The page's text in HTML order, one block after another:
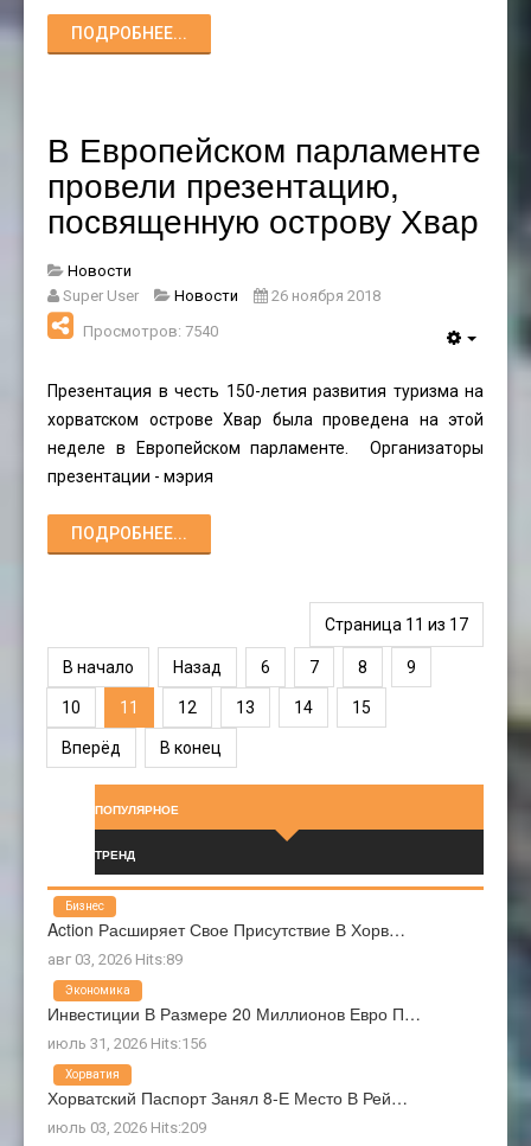
ПОДРОБНЕЕ...
В Европейском парламенте
провели презентацию,
посвященную острову Хвар
Новости
Super User
Новости
26 ноября 2018
Просмотров: 7540
Презентация в честь 150-летия развития туризма на
хорватском острове Хвар была проведена на этой
неделе в Европейском парламенте. Организаторы
презентации - мэрия
ПОДРОБНЕЕ...
Страница 11 из 17
В начало Назад 6 7 8 9
10 11 12 13 14 15
Вперёд В конец
ПОПУЛЯРНОЕ
ТРЕНД
Action Расширяет Свое Присутствие В Хорв…
авг 03, 2026 Hits:89
Бизнес
Инвестиции В Размере 20 Миллионов Евро П…
июль 31, 2026 Hits:156
Экономика
Хорватский Паспорт Занял 8-Е Место В Рей…
июль 03, 2026 Hits:209
Хорватия